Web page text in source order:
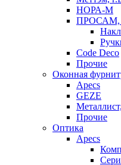
НОРА-М
ПРОСАМ,
Code Deco
Прочие
Оконная
Apecs
GEZE
Прочие
Оптика
Apecs